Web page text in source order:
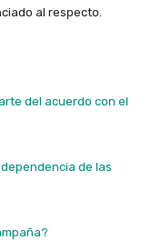
al respecto.
del acuerdo con el
de las